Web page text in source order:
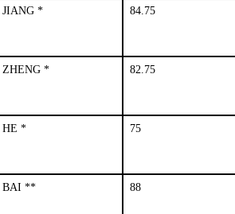
JIANG * 84.75
ZHENG * 82.75
HE * 75
BAI ** 88